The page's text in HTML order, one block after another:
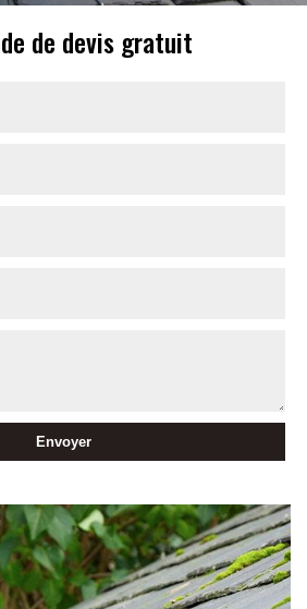
de devis gratuit